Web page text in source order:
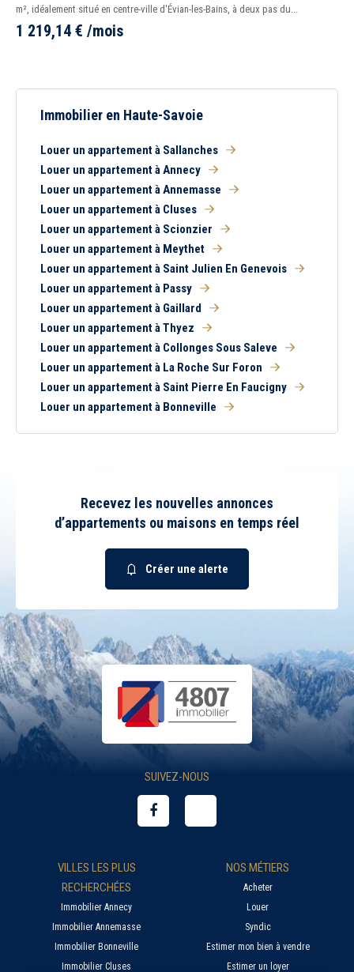
Tous Oui
Non
Peu importe
Immédiatement
m², idéalement situé en centre-ville d'Évian-les-Bains, à deux pas du...
1 219,14 € /mois
Immobilier en Haute-Savoie
Louer un appartement à Sallanches
Louer un appartement à Annecy
Louer un appartement à Annemasse
Louer un appartement à Cluses
Louer un appartement à Scionzier
Louer un appartement à Meythet
Louer un appartement à Saint Julien En Genevois
Louer un appartement à Passy
Louer un appartement à Gaillard
Louer un appartement à Thyez
Louer un appartement à Collonges Sous Saleve
Louer un appartement à La Roche Sur Foron
Louer un appartement à Saint Pierre En Faucigny
Louer un appartement à Bonneville
Recevez les nouvelles annonces
d’appartements ou maisons en temps réel
Créer une alerte
SUIVEZ-NOUS
VILLES LES PLUS
RECHERCHÉES
Immobilier Annecy
Immobilier Annemasse
Immobilier Bonneville
Immobilier Cluses
NOS MÉTIERS
Acheter
Louer
Syndic
Estimer mon bien à vendre
Estimer un loyer